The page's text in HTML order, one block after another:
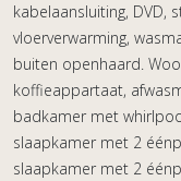
kabelaansluiting, DVD,
vloerverwarming,
buiten openhaard.
koffieappartaat,
badkamer met
slaapkamer met 2
slaapkamer met 2